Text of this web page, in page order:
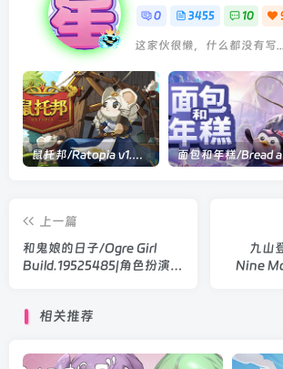
0 3455 10
这家伙很懒，什么都没有写...
鼠托邦/Ratopia v1.0.0530|策略模拟|容量2.9GB|官方中文版 面包
上一篇
和鬼娘的日子/Ogre Girl
Build.19525485|角色扮演|
九山
Nine
相关推荐